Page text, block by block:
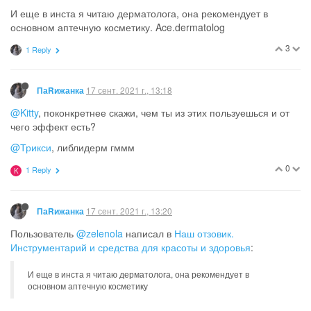
И еще в инста я читаю дерматолога, она рекомендует в
основном аптечную косметику. Ace.dermatolog
3
1 Reply
ПаRижанка 17 сент. 2021 г., 13:18
@Kitty, поконкретнее скажи, чем ты из этих пользуешься и от
чего эффект есть?
@Трикси, либлидерм гммм
0
K 1 Reply
ПаRижанка 17 сент. 2021 г., 13:20
Пользователь @zelenola написал в Наш отзовик.
Инструментарий и средства для красоты и здоровья:
И еще в инста я читаю дерматолога, она рекомендует в
основном аптечную косметику